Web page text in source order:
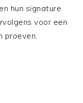
hun signature
voor een
proeven.